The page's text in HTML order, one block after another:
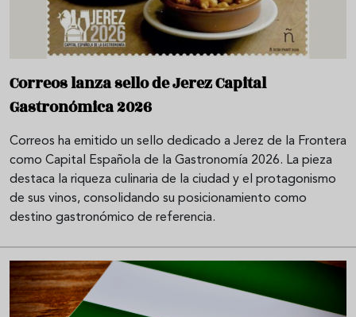
Correos lanza sello de Jerez Capital
Gastronómica 2026
Correos ha emitido un sello dedicado a Jerez de la Frontera
como Capital Española de la Gastronomía 2026. La pieza
destaca la riqueza culinaria de la ciudad y el protagonismo
de sus vinos, consolidando su posicionamiento como
destino gastronómico de referencia.